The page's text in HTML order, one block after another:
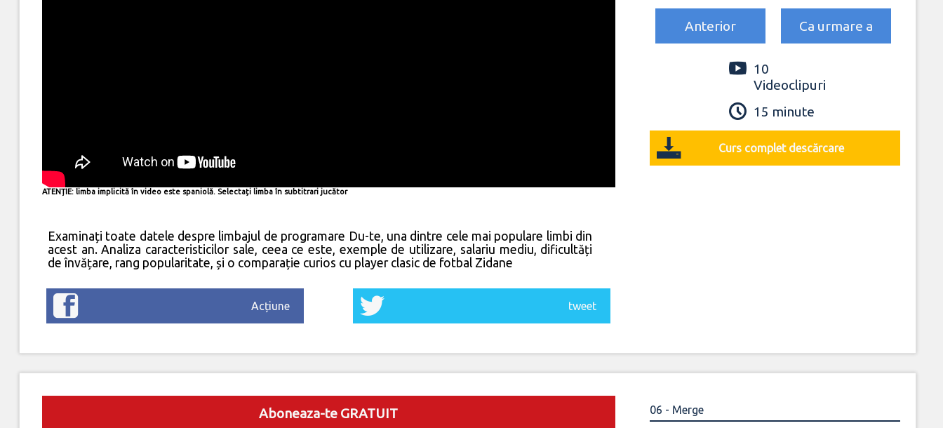
ATENȚIE: limba implicită în video este spaniolă. Selectați limba în subtitrari jucător
Examinați toate datele despre limbajul de programare Du-te, una dintre cele mai populare limbi din
acest an. Analiza caracteristicilor sale, ceea ce este, exemple de utilizare, salariu mediu, dificultăți
de învățare, rang popularitate, și o comparație curios cu player clasic de fotbal Zidane
Acțiune tweet
Anterior Ca urmare a
10
Videoclipuri
15 minute
Curs complet descărcare
Aboneaza-te GRATUIT 06 - Merge